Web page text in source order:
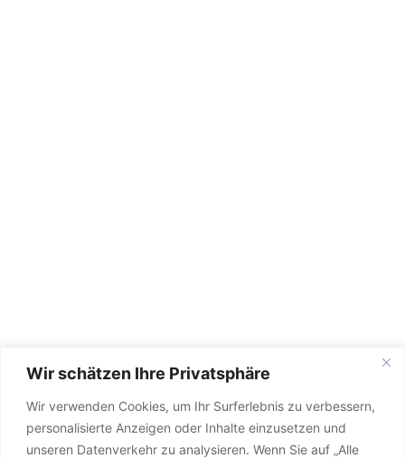
Wir schätzen Ihre Privatsphäre
Wir verwenden Cookies, um Ihr Surferlebnis zu verbessern,
personalisierte Anzeigen oder Inhalte einzusetzen und
unseren Datenverkehr zu analysieren. Wenn Sie auf „Alle